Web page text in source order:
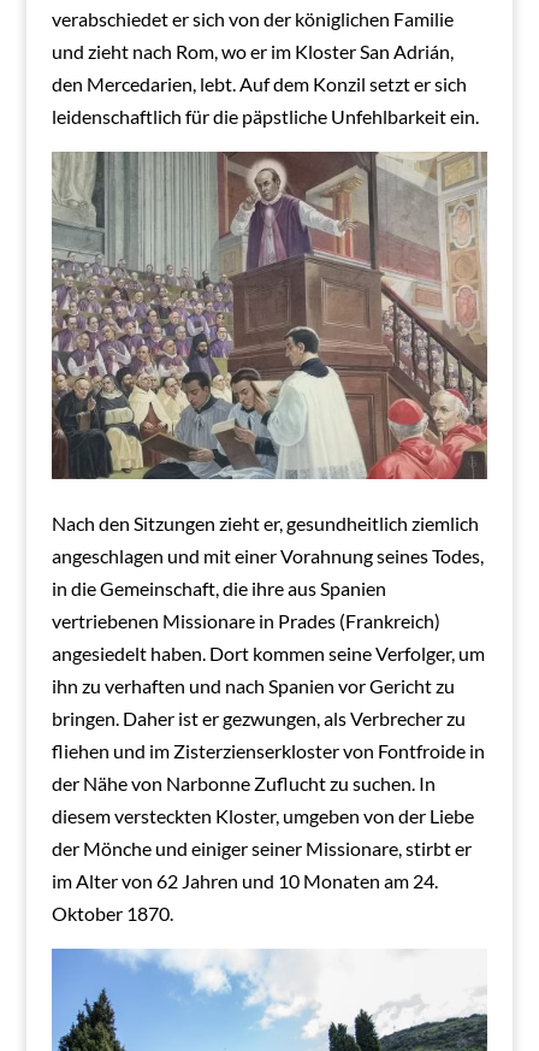
verabschiedet er sich von der königlichen Familie
und zieht nach Rom, wo er im Kloster San Adrián,
den Mercedarien, lebt. Auf dem Konzil setzt er sich
leidenschaftlich für die päpstliche Unfehlbarkeit ein.
Nach den Sitzungen zieht er, gesundheitlich ziemlich
angeschlagen und mit einer Vorahnung seines Todes,
in die Gemeinschaft, die ihre aus Spanien
vertriebenen Missionare in Prades (Frankreich)
angesiedelt haben. Dort kommen seine Verfolger, um
ihn zu verhaften und nach Spanien vor Gericht zu
bringen. Daher ist er gezwungen, als Verbrecher zu
fliehen und im Zisterzienserkloster von Fontfroide in
der Nähe von Narbonne Zuflucht zu suchen. In
diesem versteckten Kloster, umgeben von der Liebe
der Mönche und einiger seiner Missionare, stirbt er
im Alter von 62 Jahren und 10 Monaten am 24.
Oktober 1870.